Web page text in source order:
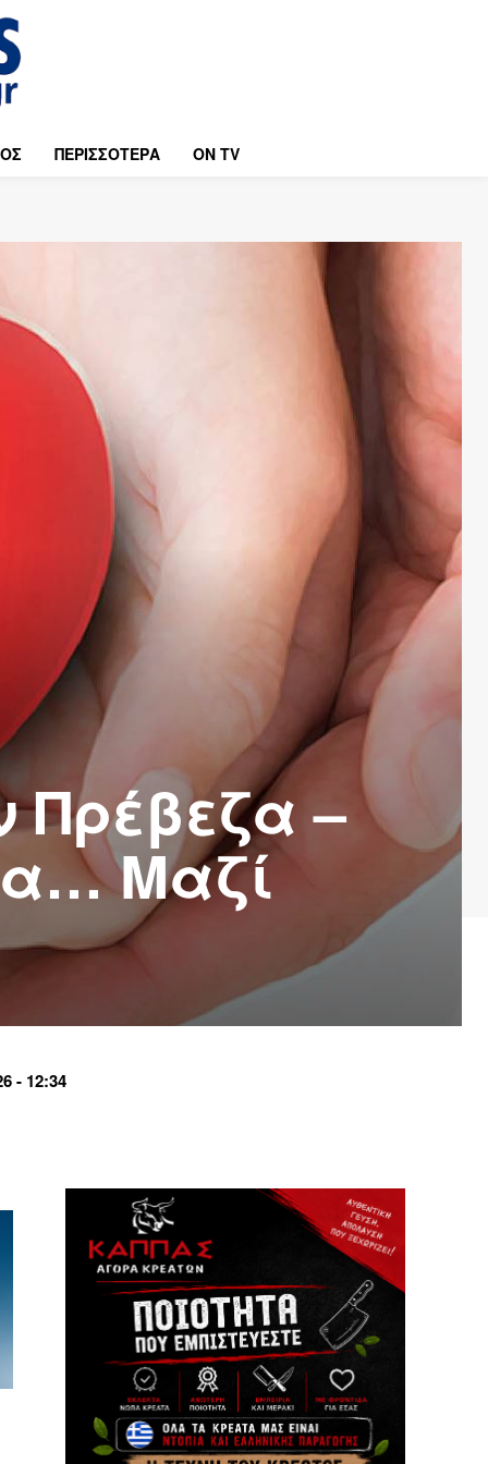
ΠΕΡΙΣΣΟΤΕΡΑ ON TV
Πρέβεζα –
Μαζί
- 12:34